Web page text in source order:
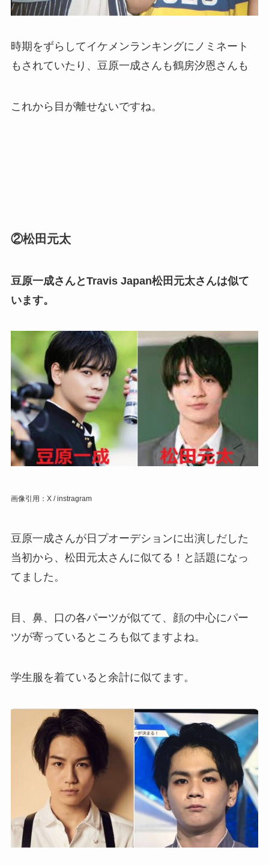
時期をずらしてイケメンランキングにノミネート
もされていたり、豆原一成さんも鶴房汐恩さんも
これから目が離せないですね。
②松田元太
豆原一成さんとTravis Japan松田元太さんは似て
います。
画像引用：X / instragram
豆原一成さんが日プオーデションに出演しだした
当初から、松田元太さんに似てる！と話題になっ
てました。
目、鼻、口の各パーツが似てて、顔の中心にパー
ツが寄っているところも似てますよね。
学生服を着ていると余計に似てます。